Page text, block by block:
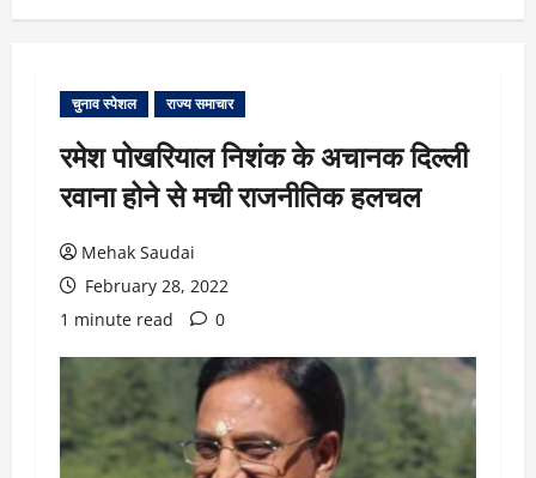
चुनाव स्पेशल राज्य समाचार
रमेश पोखरियाल निशंक के अचानक दिल्ली
रवाना होने से मची राजनीतिक हलचल
Mehak Saudai
February 28, 2022
1 minute read
0